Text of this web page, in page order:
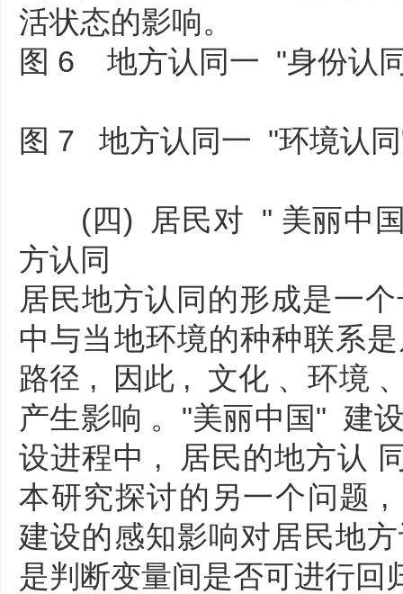
活状态的影响。
图 6 地方认同一 "身份认
图 7 地方认同一 "环境认
(四) 居民对 " 美丽中国
方认同
居民地方认同的形成是一
中与当地环境的种种联系
路径 , 因此 , 文化 、环境
产生影响 。"美丽中国" 建
设进程中 , 居民的地方认
本研究探讨的另一个问题
建设的感知影响对居民地
是判断变量间是否可进行